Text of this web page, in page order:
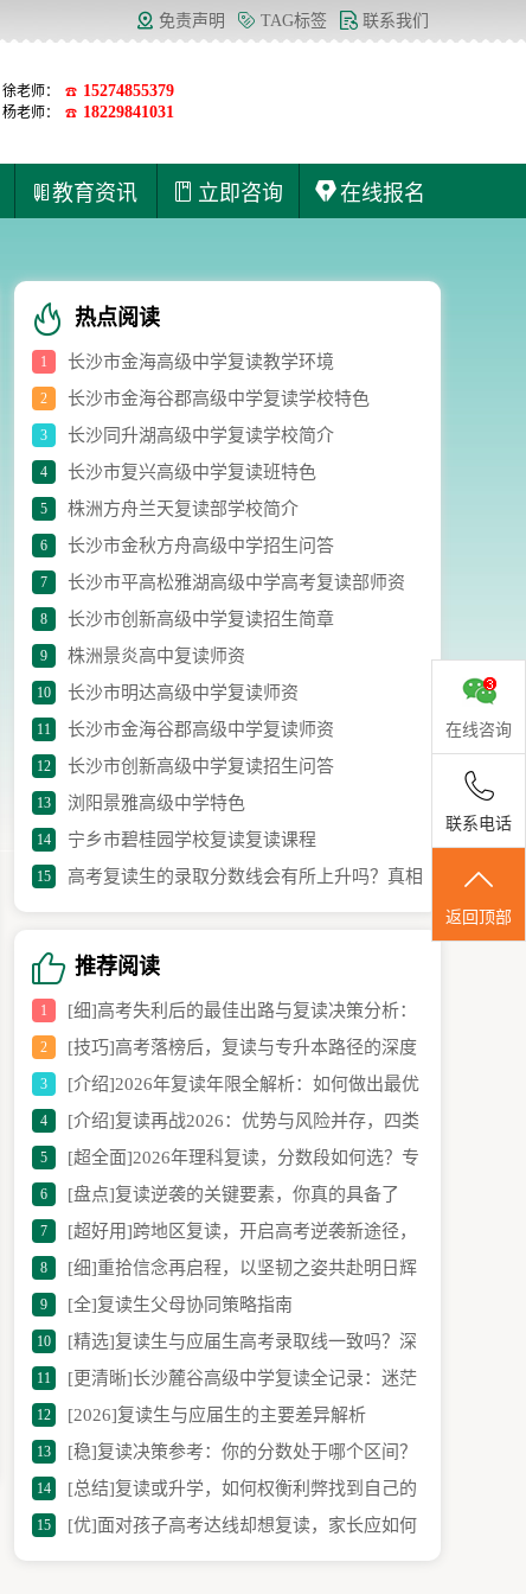
徐老师： ☎ 15274855379
杨老师： ☎ 18229841031
教育资讯 立即咨询 在线报名
免责声明 TAG标签 联系我们
热点阅读
1 长沙市金海高级中学复读教学环境
2 长沙市金海谷郡高级中学复读学校特色
3 长沙同升湖高级中学复读学校简介
4 长沙市复兴高级中学复读班特色
5 株洲方舟兰天复读部学校简介
6 长沙市金秋方舟高级中学招生问答
7 长沙市平高松雅湖高级中学高考复读部师资
8 长沙市创新高级中学复读招生简章
9 株洲景炎高中复读师资
10 长沙市明达高级中学复读师资
11 长沙市金海谷郡高级中学复读师资
12 长沙市创新高级中学复读招生问答​
13 浏阳景雅高级中学特色
14 宁乡市碧桂园学校复读复读课程
15
高考复读生的录取分数线会有所上升吗？真相
大揭秘！
推荐阅读
1
[细]高考失利后的最佳出路与复读决策分析：
2026年高中生择校指南
2
[技巧]高考落榜后，复读与专升本路径的深度
对比与择优选析
3
[介绍]2026年复读年限全解析：如何做出最优
选择
4
[介绍]复读再战2026：优势与风险并存，四类
考生最宜选择
5
[超全面]2026年理科复读，分数段如何选？专
家给出参考建议
6
[盘点]复读逆袭的关键要素，你真的具备了
吗？
7
[超好用]跨地区复读，开启高考逆袭新途径，
助力逐梦名校
8
[细]重拾信念再启程，以坚韧之姿共赴明日辉
煌
9 [全]复读生父母协同策略指南
10
[精选]复读生与应届生高考录取线一致吗？深
度解析及复读备考策略
11
[更清晰]长沙麓谷高级中学复读全记录：迷茫
学子的逆袭蜕变之旅
12 [2026]复读生与应届生的主要差异解析
13 [稳]复读决策参考：你的分数处于哪个区间？
14
[总结]复读或升学，如何权衡利弊找到自己的
最优解？
15
[优]面对孩子高考达线却想复读，家长应如何
理性抉择
在线咨询
联系电话
返回顶部